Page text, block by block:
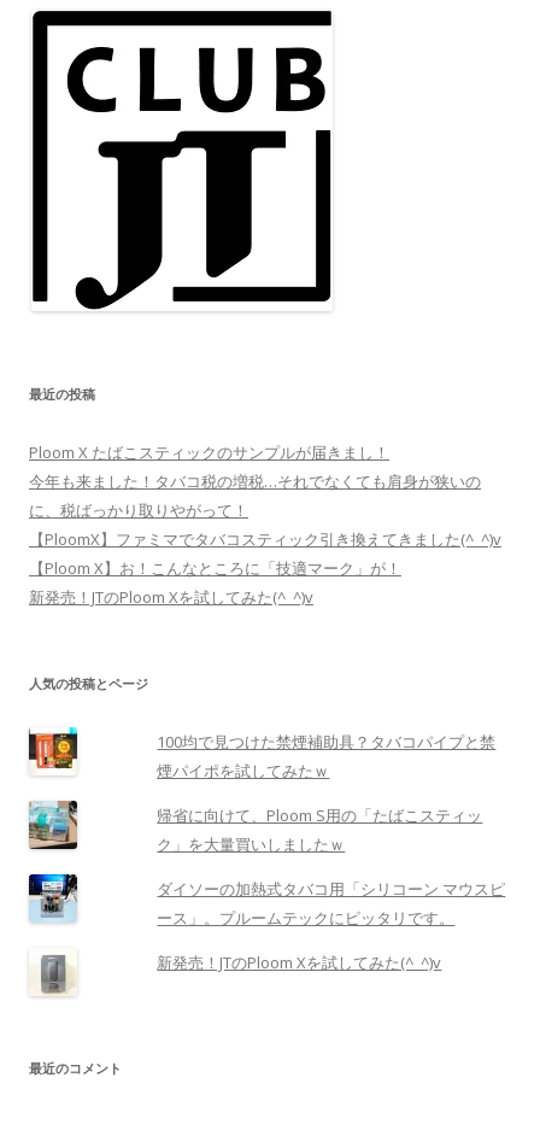
最近の投稿
Ploom X たばこスティックのサンプルが届きまし！
今年も来ました！タバコ税の増税…それでなくても肩身が狭いの
に、税ばっかり取りやがって！
【PloomX】ファミマでタバコスティック引き換えてきました(^_^)v
【Ploom X】お！こんなところに「技適マーク」が！
新発売！JTのPloom Xを試してみた(^_^)v
人気の投稿とページ
100均で見つけた禁煙補助具？タバコパイプと禁
煙パイポを試してみたｗ
帰省に向けて、Ploom S用の「たばこスティッ
ク」を大量買いしましたｗ
ダイソーの加熱式タバコ用「シリコーン マウスピ
ース」。プルームテックにピッタリです。
新発売！JTのPloom Xを試してみた(^_^)v
最近のコメント